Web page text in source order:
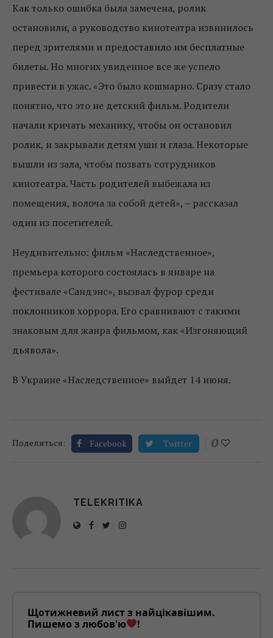
Как только ошибка была замечена, ролик
остановили, а руководство кинотеатра извинилось
перед зрителями и предоставило им бесплатные
билеты. Но многих увиденное все же успело
привести в ужас. «Это было кошмарно. Сразу стало
понятно, что это не детский фильм. Родители
начали кричать механику, чтобы он остановил
ролик, и закрывали детям уши и глаза. Некоторые
вышли из зала, чтобы позвать сотрудников
кинотеатра. Часть родителей выбежала из
помещения, волоча за собой детей», – рассказал
один из посетителей.
Неудивительно: фильм «Наследственное»,
премьера которого состоялась в январе на
фестивале «Сандэнс», вызвал фурор среди
поклонников хоррора. Его сравнивают с такими
знаковым для жанра фильмом, как «Изгоняющий
дьявола».
В Украине «Наследственное» выйдет 14 июня.
Поделиться: Facebook Twitter 0
TELEKRITIKA
Щотижневий лист з найцікавішим.
Пишемо з любов'ю
!